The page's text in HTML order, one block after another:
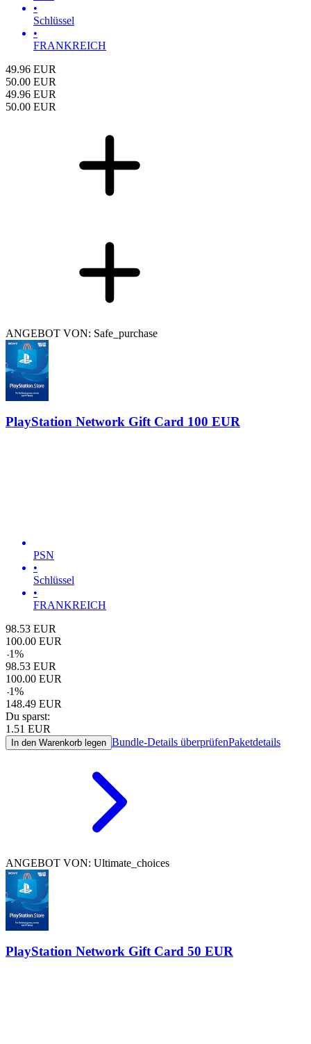
•
Schlüssel
•
FRANKREICH
49.96 EUR
50.00 EUR
49.96 EUR
50.00 EUR
ANGEBOT VON: Safe_purchase
PlayStation Network Gift Card 100 EUR
PSN
•
Schlüssel
•
FRANKREICH
98.53 EUR
100.00 EUR
-1%
98.53 EUR
100.00 EUR
-1%
148.49 EUR
Du sparst:
1.51 EUR
In den Warenkorb legen Bundle-Details überprüfenPaketdetails
ANGEBOT VON: Ultimate_choices
PlayStation Network Gift Card 50 EUR